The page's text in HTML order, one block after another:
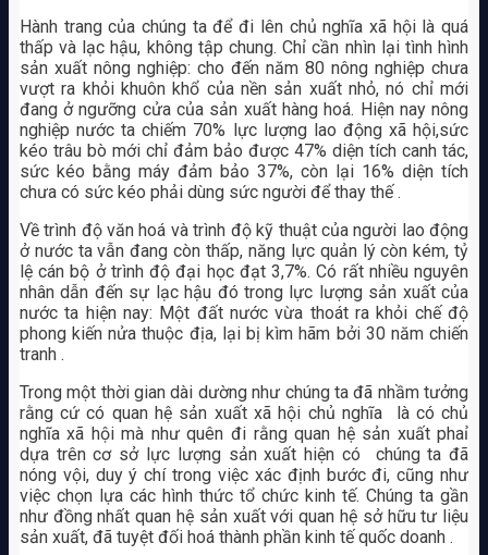
Hành trang của chúng ta để đi lên chủ nghĩa xã hội là quá
thấp và lạc hậu, không tập chung. Chỉ cần nhìn lại tình hình
sản xuất nông nghiệp: cho đến năm 80 nông nghiệp chưa
vượt ra khỏi khuôn khổ của nền sản xuất nhỏ, nó chỉ mới
đang ở ngưỡng cửa của sản xuất hàng hoá. Hiện nay nông
nghiệp nước ta chiếm 70% lực lượng lao động xã hội,sức
kéo trâu bò mới chỉ đảm bảo được 47% diện tích canh tác,
sức kéo bằng máy đảm bảo 37%, còn lại 16% diện tích
chưa có sức kéo phải dùng sức người để thay thế .
Về trình độ văn hoá và trình độ kỹ thuật của người lao động
ở nước ta vẫn đang còn thấp, năng lực quản lý còn kém, tỷ
lệ cán bộ ở trình độ đại học đạt 3,7%. Có rất nhiều nguyên
nhân dẫn đến sự lạc hậu đó trong lực lượng sản xuất của
nước ta hiện nay: Một đất nước vừa thoát ra khỏi chế độ
phong kiến nửa thuộc địa, lại bị kìm hãm bởi 30 năm chiến
tranh .
Trong một thời gian dài dường như chúng ta đã nhầm tưởng
rằng cứ có quan hệ sản xuất xã hội chủ nghĩa là có chủ
nghĩa xã hội mà như quên đi rằng quan hệ sản xuất phaỉ
dựa trên cơ sở lực lượng sản xuất hiện có chúng ta đã
nóng vội, duy ý chí trong việc xác định bước đi, cũng như
việc chọn lựa các hình thức tổ chức kinh tế. Chúng ta gần
như đồng nhất quan hệ sản xuất với quan hệ sở hữu tư liệu
sản xuất, đã tuyệt đối hoá thành phần kinh tế quốc doanh .